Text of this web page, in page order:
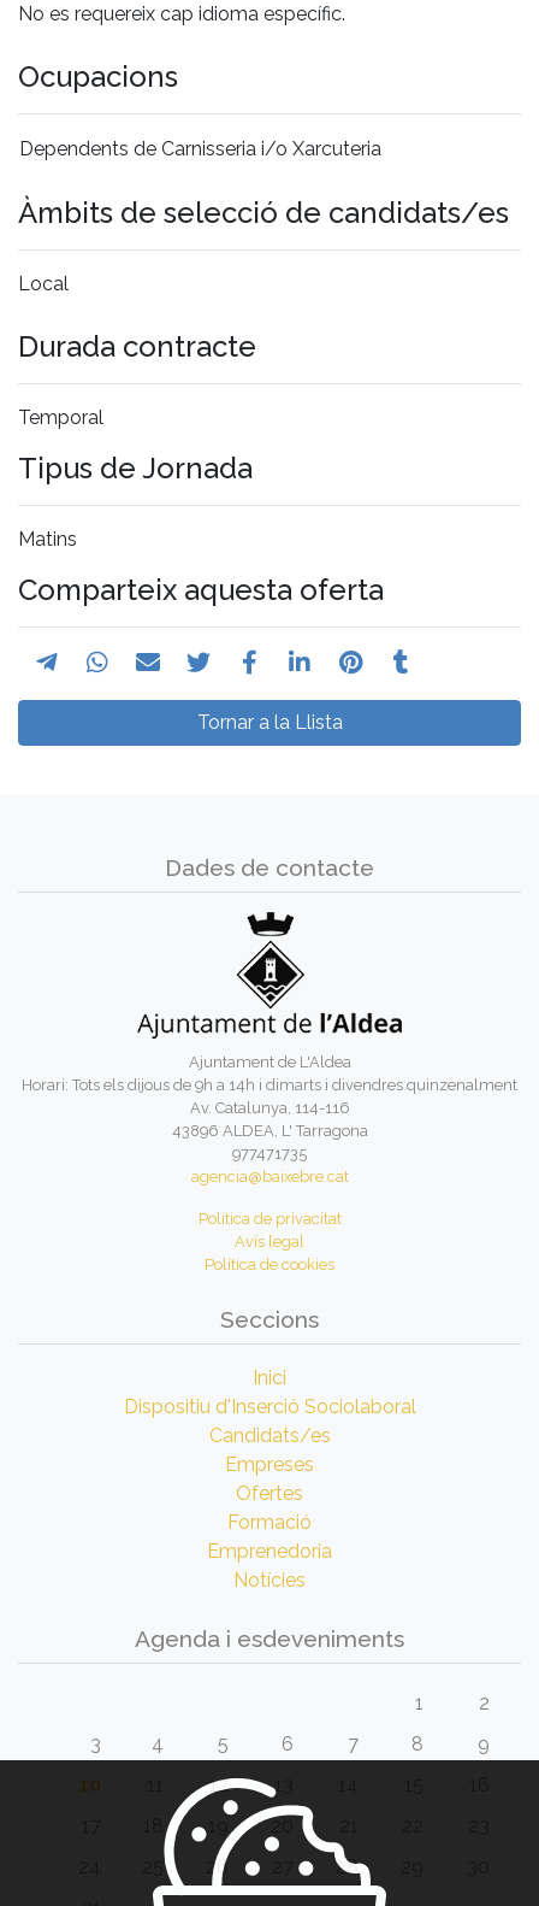
No es requereix cap idioma específic.
Ocupacions
Dependents de Carnisseria i/o Xarcuteria
Àmbits de selecció de candidats/es
Local
Durada contracte
Temporal
Tipus de Jornada
Matins
Comparteix aquesta oferta
Tornar a la Llista
Dades de contacte
Ajuntament de L'Aldea
Horari: Tots els dijous de 9h a 14h i dimarts i divendres quinzenalment
Av. Catalunya, 114-116
43896 ALDEA, L' Tarragona
977471735
agencia@baixebre.cat
Política de privacitat
Avís legal
Política de cookies
Seccions
Inici
Dispositiu d'Inserció Sociolaboral
Candidats/es
Empreses
Ofertes
Formació
Emprenedoria
Notícies
Agenda i esdeveniments
1
2
3
4 5 6 7 8
9
10
12 13
20
26 28